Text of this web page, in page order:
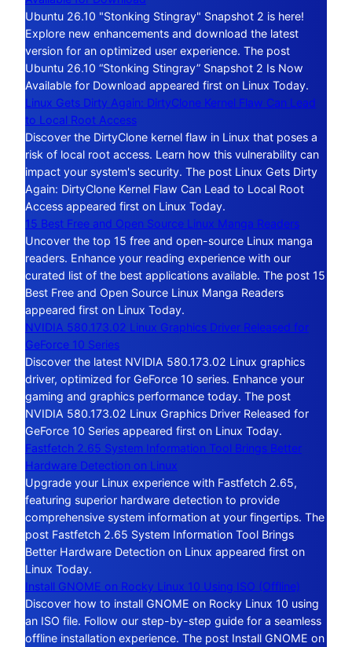
Ubuntu 26.10 "Stonking Stingray" Snapshot 2 is here!
Explore new enhancements and download the latest
version for an optimized user experience. The post
Ubuntu 26.10 “Stonking Stingray” Snapshot 2 Is Now
Available for Download appeared first on Linux Today.
Linux Gets Dirty Again: DirtyClone Kernel Flaw Can Lead
to Local Root Access
Discover the DirtyClone kernel flaw in Linux that poses a
risk of local root access. Learn how this vulnerability can
impact your system's security. The post Linux Gets Dirty
Again: DirtyClone Kernel Flaw Can Lead to Local Root
Access appeared first on Linux Today.
15 Best Free and Open Source Linux Manga Readers
Uncover the top 15 free and open-source Linux manga
readers. Enhance your reading experience with our
curated list of the best applications available. The post 15
Best Free and Open Source Linux Manga Readers
appeared first on Linux Today.
NVIDIA 580.173.02 Linux Graphics Driver Released for
GeForce 10 Series
Discover the latest NVIDIA 580.173.02 Linux graphics
driver, optimized for GeForce 10 series. Enhance your
gaming and graphics performance today. The post
NVIDIA 580.173.02 Linux Graphics Driver Released for
GeForce 10 Series appeared first on Linux Today.
Fastfetch 2.65 System Information Tool Brings Better
Hardware Detection on Linux
Upgrade your Linux experience with Fastfetch 2.65,
featuring superior hardware detection to provide
comprehensive system information at your fingertips. The
post Fastfetch 2.65 System Information Tool Brings
Better Hardware Detection on Linux appeared first on
Linux Today.
Install GNOME on Rocky Linux 10 Using ISO (Offline)
Discover how to install GNOME on Rocky Linux 10 using
an ISO file. Follow our step-by-step guide for a seamless
offline installation experience. The post Install GNOME on